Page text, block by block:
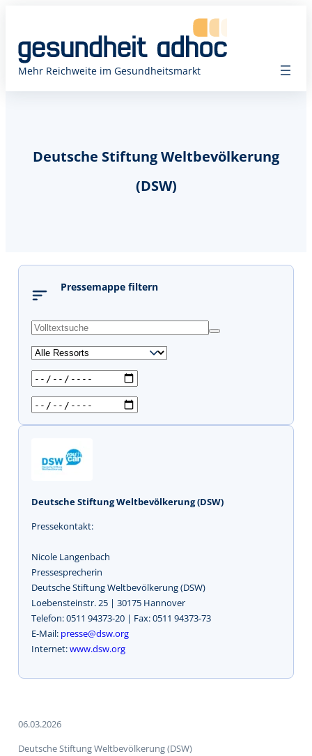
Mehr Reichweite im Gesundheitsmarkt
Deutsche Stiftung Weltbevölkerung
(DSW)
Pressemappe filtern
s
Deutsche Stiftung Weltbevölkerung (DSW)
Pressekontakt:
Nicole Langenbach
Pressesprecherin
Deutsche Stiftung Weltbevölkerung (DSW)
Loebensteinstr. 25 | 30175 Hannover
Telefon: 0511 94373-20 | Fax: 0511 94373-73
E-Mail: presse@dsw.org
Internet:www.dsw.org
06.03.2026
Deutsche Stiftung Weltbevölkerung (DSW)